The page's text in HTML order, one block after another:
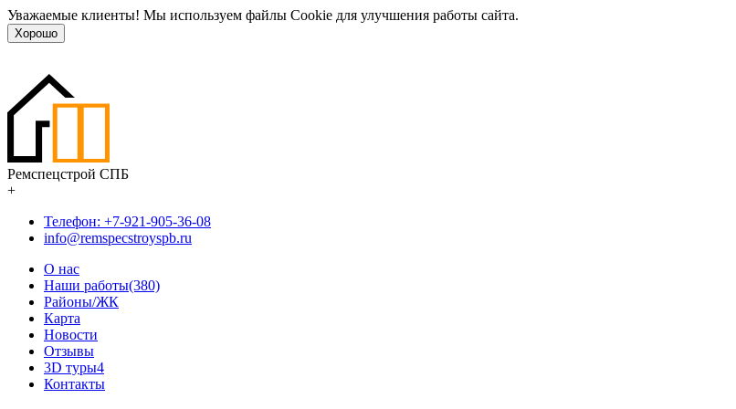
Уважаемые клиенты! Мы используем файлы Cookie для улучшения работы сайта.
Хорошо
Ремспецстрой СПБ
+
Телефон: +7-921-905-36-08
info@remspecstroyspb.ru
О нас
Наши работы(380)
Районы/ЖК
Карта
Новости
Отзывы
3D туры4
Контакты